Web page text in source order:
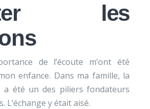
les
de l’écoute m’ont été
enfance. Dans ma famille, la
a été un des piliers fondateurs
L’échange y était aisé.